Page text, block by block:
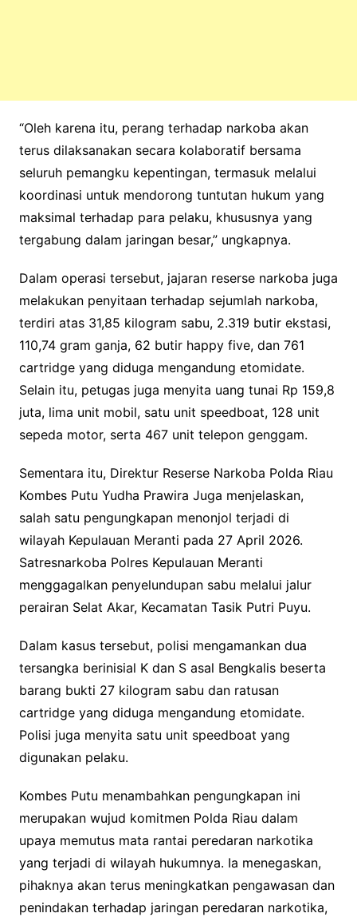
“Oleh karena itu, perang terhadap narkoba akan
terus dilaksanakan secara kolaboratif bersama
seluruh pemangku kepentingan, termasuk melalui
koordinasi untuk mendorong tuntutan hukum yang
maksimal terhadap para pelaku, khususnya yang
tergabung dalam jaringan besar,” ungkapnya.
Dalam operasi tersebut, jajaran reserse narkoba juga
melakukan penyitaan terhadap sejumlah narkoba,
terdiri atas 31,85 kilogram sabu, 2.319 butir ekstasi,
110,74 gram ganja, 62 butir happy five, dan 761
cartridge yang diduga mengandung etomidate.
Selain itu, petugas juga menyita uang tunai Rp 159,8
juta, lima unit mobil, satu unit speedboat, 128 unit
sepeda motor, serta 467 unit telepon genggam.
Sementara itu, Direktur Reserse Narkoba Polda Riau
Kombes Putu Yudha Prawira Juga menjelaskan,
salah satu pengungkapan menonjol terjadi di
wilayah Kepulauan Meranti pada 27 April 2026.
Satresnarkoba Polres Kepulauan Meranti
menggagalkan penyelundupan sabu melalui jalur
perairan Selat Akar, Kecamatan Tasik Putri Puyu.
Dalam kasus tersebut, polisi mengamankan dua
tersangka berinisial K dan S asal Bengkalis beserta
barang bukti 27 kilogram sabu dan ratusan
cartridge yang diduga mengandung etomidate.
Polisi juga menyita satu unit speedboat yang
digunakan pelaku.
Kombes Putu menambahkan pengungkapan ini
merupakan wujud komitmen Polda Riau dalam
upaya memutus mata rantai peredaran narkotika
yang terjadi di wilayah hukumnya. Ia menegaskan,
pihaknya akan terus meningkatkan pengawasan dan
penindakan terhadap jaringan peredaran narkotika,